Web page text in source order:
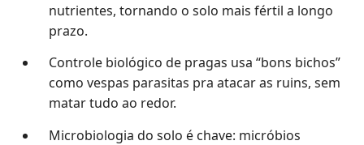
nutrientes, tornando o solo mais fértil a longo
prazo.
Controle biológico de pragas usa “bons bichos”
como vespas parasitas pra atacar as ruins, sem
matar tudo ao redor.
Microbiologia do solo é chave: micróbios